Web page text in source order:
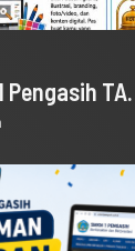
Pengasih